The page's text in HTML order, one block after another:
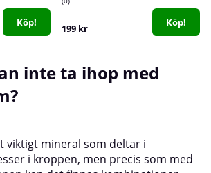
Köp! 199 kr Köp!
inte ta ihop med
viktigt mineral som deltar i
i kroppen, men precis som med